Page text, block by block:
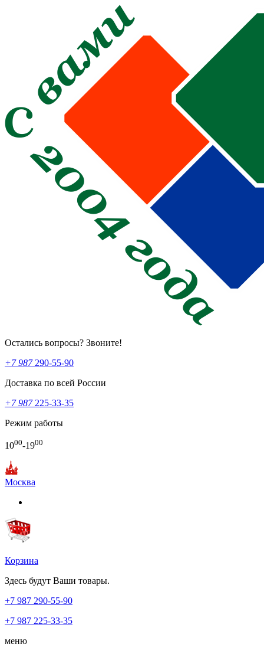
Остались вопросы? Звоните!
+7 987290-55-90
Доставка по всей России
+7 987225-33-35
Режим работы
1000-1900
Москва
Корзина
Здесь будут Ваши товары.
+7 987 290-55-90
+7 987 225-33-35
меню